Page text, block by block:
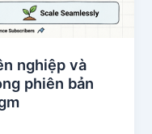
nghiệp và
phiên bản